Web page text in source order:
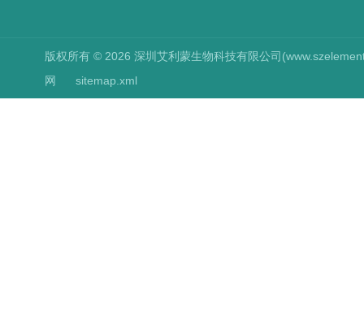
版权所有 © 2026 深圳艾利蒙生物科技有限公司
网
sitemap.xml